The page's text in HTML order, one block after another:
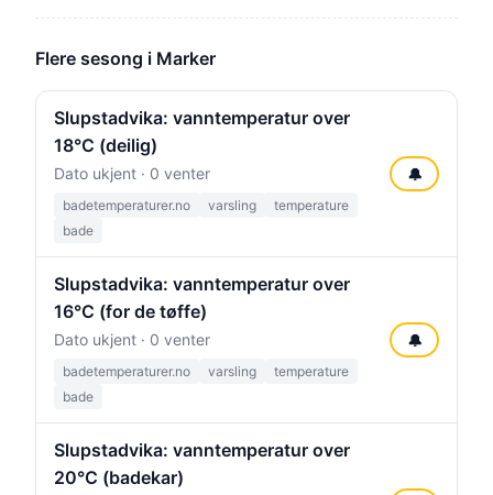
Flere sesong i Marker
Slupstadvika: vanntemperatur over
18°C (deilig)
Dato ukjent · 0 venter
badetemperaturer.no varsling
temperature
bade
🔔
Slupstadvika: vanntemperatur over
16°C (for de tøffe)
Dato ukjent · 0 venter
badetemperaturer.no varsling
temperature
bade
🔔
Slupstadvika: vanntemperatur over
20°C (badekar)